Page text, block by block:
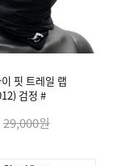
핏 트레일 랩
검정 #
29,000원